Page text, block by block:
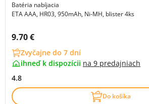
Batéria nabíjacia
ETA AAA, HR03, 950mAh, Ni-MH, blister 4ks
Cena s DPH:
9.70 €
Zvyčajne do 7 dní
ihneď k dispozícii na 9 predajniach
4.8
Do košíka